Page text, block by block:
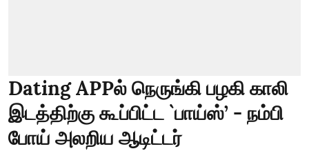
Dating APPல் நெருங்கி பழகி காலி
இடத்திற்கு கூப்பிட்ட `பாய்ஸ்’ - நம்பி
போய் அலறிய ஆடிட்டர்